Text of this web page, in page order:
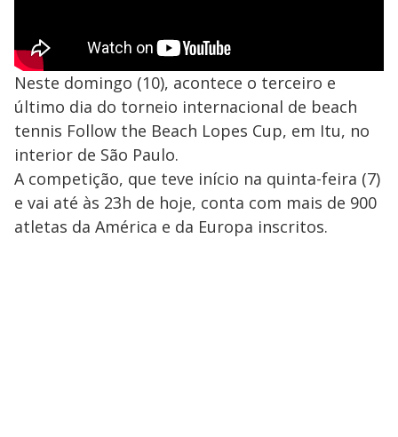
Neste domingo (10), acontece o terceiro e
último dia do torneio internacional de beach
tennis Follow the Beach Lopes Cup, em Itu, no
interior de São Paulo.
A competição, que teve início na quinta-feira (7)
e vai até às 23h de hoje, conta com mais de 900
atletas da América e da Europa inscritos.